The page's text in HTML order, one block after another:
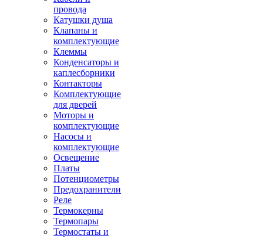
провода
Катушки душа
Клапаны и
комплектующие
Клеммы
Конденсаторы и
каплесборники
Контакторы
Комплектующие
для дверей
Моторы и
комплектующие
Насосы и
комплектующие
Освещение
Платы
Потенциометры
Предохранители
Реле
Термокерны
Термопары
Термостаты и